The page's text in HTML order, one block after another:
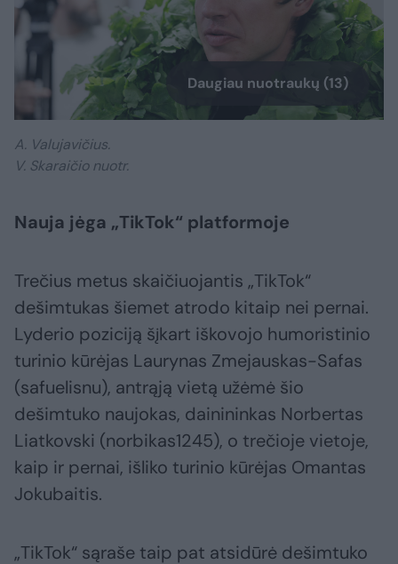
Daugiau nuotraukų (13)
A. Valujavičius.
V. Skaraičio nuotr.
Nauja jėga „TikTok“ platformoje
Trečius metus skaičiuojantis „TikTok“
dešimtukas šiemet atrodo kitaip nei pernai.
Lyderio poziciją šįkart iškovojo humoristinio
turinio kūrėjas Laurynas Zmejauskas-Safas
(safuelisnu), antrąją vietą užėmė šio
dešimtuko naujokas, dainininkas Norbertas
Liatkovski (norbikas1245), o trečioje vietoje,
kaip ir pernai, išliko turinio kūrėjas Omantas
Jokubaitis.
„TikTok“ sąraše taip pat atsidūrė dešimtuko